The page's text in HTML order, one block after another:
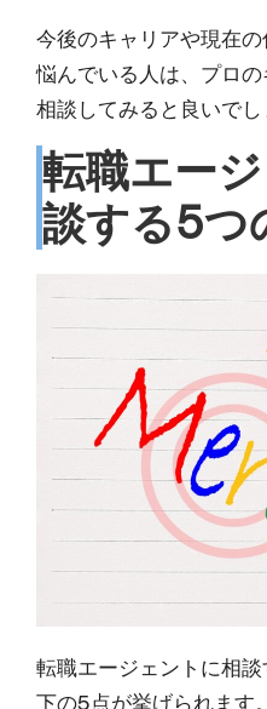
今後のキャリアや現在
悩んでいる人は、プロ
相談してみると良いでし
転職エー
談する5つ
転職エージェントに相
下の5点が挙げられます。